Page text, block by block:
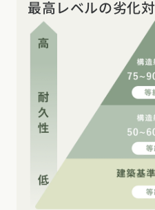
最高レベルの劣化